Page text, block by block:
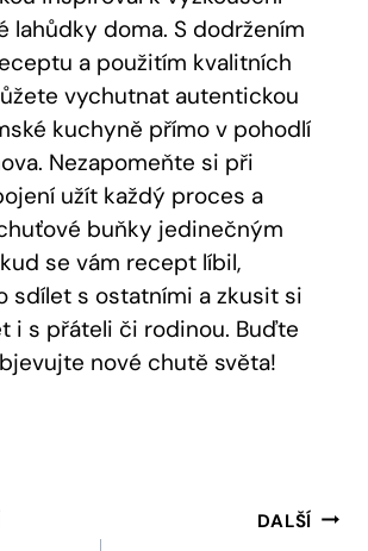
lahůdky doma. S dodržením
a použitím kvalitních
vychutnat autentickou
kuchyně přímo v pohodlí
Nezapomeňte si při
užít každý proces a
buňky jedinečným
se vám recept líbil,
sdílet s ostatními a zkusit si
i s přáteli či rodinou. Buďte
nové chutě světa!
DALŠÍ